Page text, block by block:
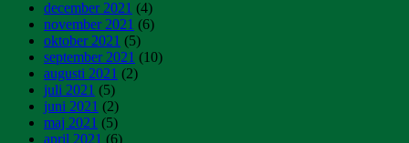
december 2021 (4)
november 2021 (6)
oktober 2021 (5)
september 2021 (10)
augusti 2021 (2)
juli 2021 (5)
juni 2021 (2)
maj 2021 (5)
april 2021 (6)